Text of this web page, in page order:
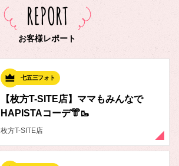
REPORT
お客様レポート
七五三フォト
【枚方T-SITE店】ママもみんなで
HAPISTAコーデ👘🥾
枚方T-SITE店